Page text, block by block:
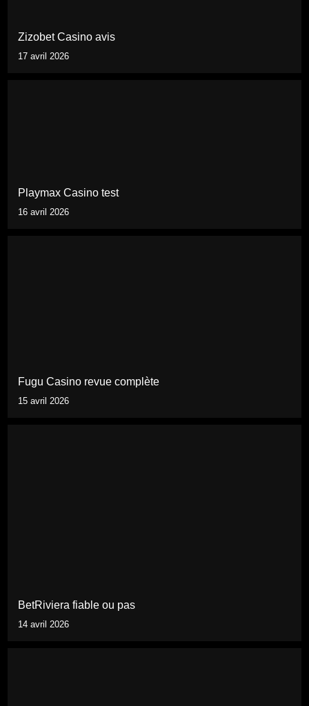
Zizobet Casino avis
17 avril 2026
Playmax Casino test
16 avril 2026
Fugu Casino revue complète
15 avril 2026
BetRiviera fiable ou pas
14 avril 2026